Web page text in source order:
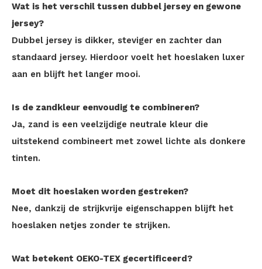
Wat is het verschil tussen dubbel jersey en gewone
jersey?
Dubbel jersey is dikker, steviger en zachter dan
standaard jersey. Hierdoor voelt het hoeslaken luxer
aan en blijft het langer mooi.
Is de zandkleur eenvoudig te combineren?
Ja, zand is een veelzijdige neutrale kleur die
uitstekend combineert met zowel lichte als donkere
tinten.
Moet dit hoeslaken worden gestreken?
Nee, dankzij de strijkvrije eigenschappen blijft het
hoeslaken netjes zonder te strijken.
Wat betekent OEKO-TEX gecertificeerd?